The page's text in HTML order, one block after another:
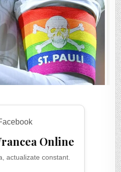
PAULI,
CARE
AU
PURTAT
BANDEROLA
LGBT
CU
CAP
DE
MORT,
AU
SUFERIT
ACCIDENTĂRI
GRAVE
Online
actualizate constant.